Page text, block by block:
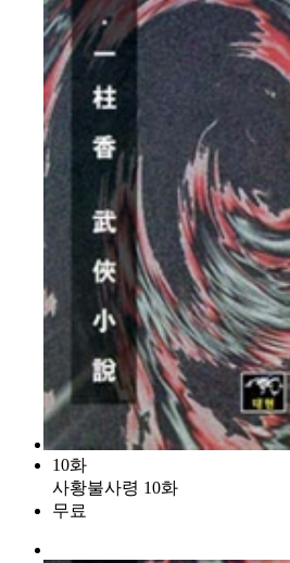
10화
사황불사령 10화
무료